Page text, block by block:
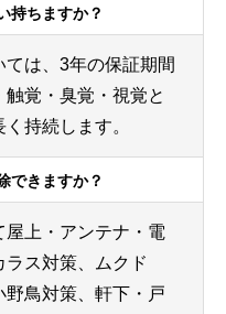
持ちますか？
は、3年の保証期間
覚・臭覚・視覚と
持続します。
できますか？
上・アンテナ・電
ス対策、ムクド
野鳥対策、軒下・戸